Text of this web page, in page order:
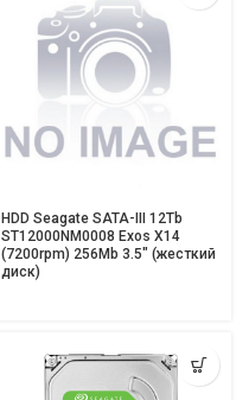
HDD Seagate SATA-III 12Tb
ST12000NM0008 Exos X14
(7200rpm) 256Mb 3.5″ (жесткий
диск)